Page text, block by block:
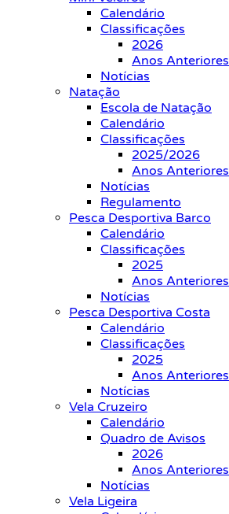
Calendário
Classificações
2026
Anos Anteriores
Notícias
Natação
Escola de Natação
Calendário
Classificações
2025/2026
Anos Anteriores
Notícias
Regulamento
Pesca Desportiva Barco
Calendário
Classificações
2025
Anos Anteriores
Notícias
Pesca Desportiva Costa
Calendário
Classificações
2025
Anos Anteriores
Notícias
Vela Cruzeiro
Calendário
Quadro de Avisos
2026
Anos Anteriores
Notícias
Vela Ligeira